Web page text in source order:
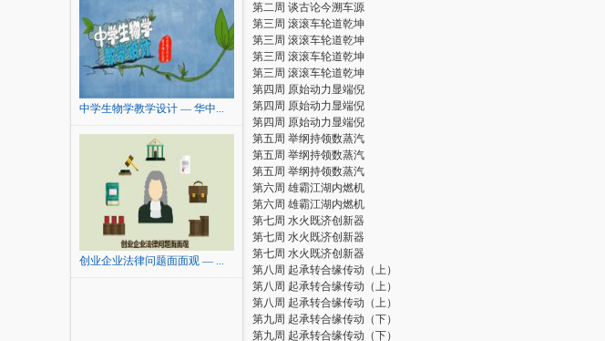
中学生物学教学设计 — 华中...
创业企业法律问题面面观 — ...
第二周 谈古论今溯车源
第三周 滚滚车轮道乾坤
第三周 滚滚车轮道乾坤
第三周 滚滚车轮道乾坤
第三周 滚滚车轮道乾坤
第四周 原始动力显端倪
第四周 原始动力显端倪
第四周 原始动力显端倪
第五周 举纲持领数蒸汽
第五周 举纲持领数蒸汽
第五周 举纲持领数蒸汽
第六周 雄霸江湖内燃机
第六周 雄霸江湖内燃机
第七周 水火既济创新器
第七周 水火既济创新器
第七周 水火既济创新器
第八周 起承转合缘传动（上）
第八周 起承转合缘传动（上）
第八周 起承转合缘传动（上）
第九周 起承转合缘传动（下）
第九周 起承转合缘传动（下）